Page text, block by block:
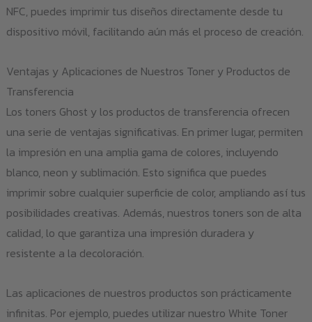
NFC, puedes imprimir tus diseños directamente desde tu
dispositivo móvil, facilitando aún más el proceso de creación.
Ventajas y Aplicaciones de Nuestros Toner y Productos de
Transferencia
Los toners Ghost y los productos de transferencia ofrecen
una serie de ventajas significativas. En primer lugar, permiten
la impresión en una amplia gama de colores, incluyendo
blanco, neon y sublimación. Esto significa que puedes
imprimir sobre cualquier superficie de color, ampliando así tus
posibilidades creativas. Además, nuestros toners son de alta
calidad, lo que garantiza una impresión duradera y
resistente a la decoloración.
Las aplicaciones de nuestros productos son prácticamente
infinitas. Por ejemplo, puedes utilizar nuestro White Toner